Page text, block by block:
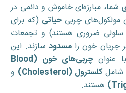
شما، مبارزه‌ای خاموش و دائمی در
مولکول‌های چربیحیاتی (که برای
سلولی ضروری هستند) و تجمعات
جریان خون رامسدود سازند. این
عنوانچربی‌های خون (Blood
شاملکلسترول (Cholesterol
) و
) هستند.